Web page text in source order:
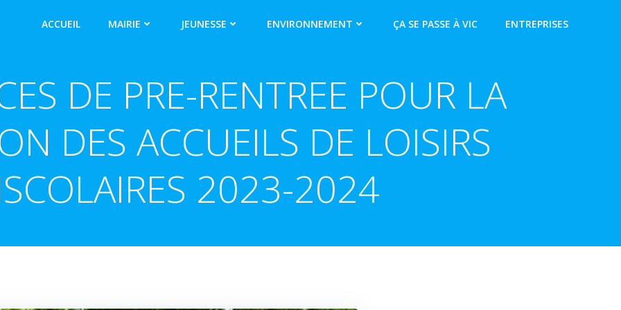
ACCUEIL MAIRIE JEUNESSE ENVIRONNEMENT ÇA SE PASSE À VIC ENTREPRISES
DE PRE-RENTREE POUR LA
DES ACCUEILS DE LOISIRS
2023-2024